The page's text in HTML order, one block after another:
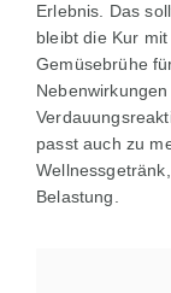
Erlebnis. Das
bleibt die Kur
Gemüsebrühe
passt auch zu
Belastung.